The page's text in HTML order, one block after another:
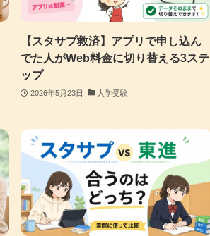
【スタサプ救済】アプリで申し込ん
でた人がWeb料金に切り替える3ステ
ップ
2026年5月23日 大学受験